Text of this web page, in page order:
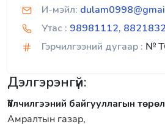
И-мэйл:
Утас : 98981112,
Гэрчилгээний дугаар : №
Дэлгэрэнгүй:
Үйлчилгээний байгууллагын
Амралтын газар,